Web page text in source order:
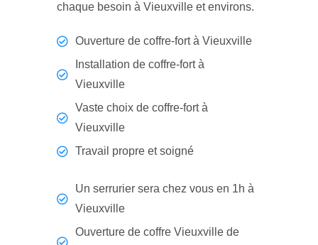
chaque besoin à Vieuxville et environs.
Ouverture de coffre-fort à Vieuxville
Installation de coffre-fort à
Vieuxville
Vaste choix de coffre-fort à
Vieuxville
Travail propre et soigné
Un serrurier sera chez vous en 1h à
Vieuxville
Ouverture de coffre Vieuxville de